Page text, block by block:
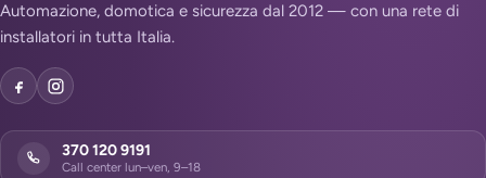
Automazione, domotica e sicurezza dal 2012 — con una rete di
installatori in tutta Italia.
370 120 9191
Call center lun–ven, 9–18